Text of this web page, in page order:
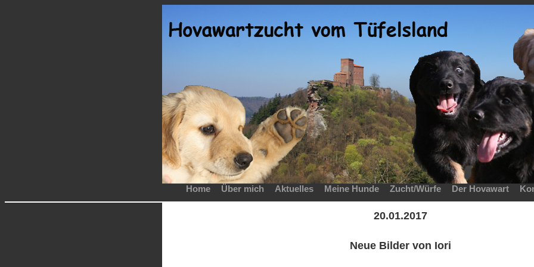
Home Über mich Aktuelles Meine Hunde Zucht/Würfe Der Hovawart
20.01.2017
Neue Bilder von Iori